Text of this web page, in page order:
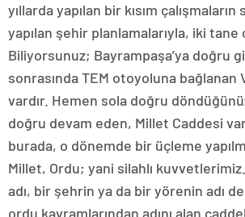
yıllarda yapılan bir kısım
yapılan şehir planlamalarıyla, iki tane
Biliyorsunuz; Bayrampaşa’ya doğru
sonrasında TEM otoyoluna bağlanan
vardır. Hemen sola doğru
doğru devam eden, Millet Caddesi
burada, o dönemde bir üçleme
Millet, Ordu; yani silahlı
adı, bir şehrin ya da bir yörenin adı
ordu kavramlarından adını alan